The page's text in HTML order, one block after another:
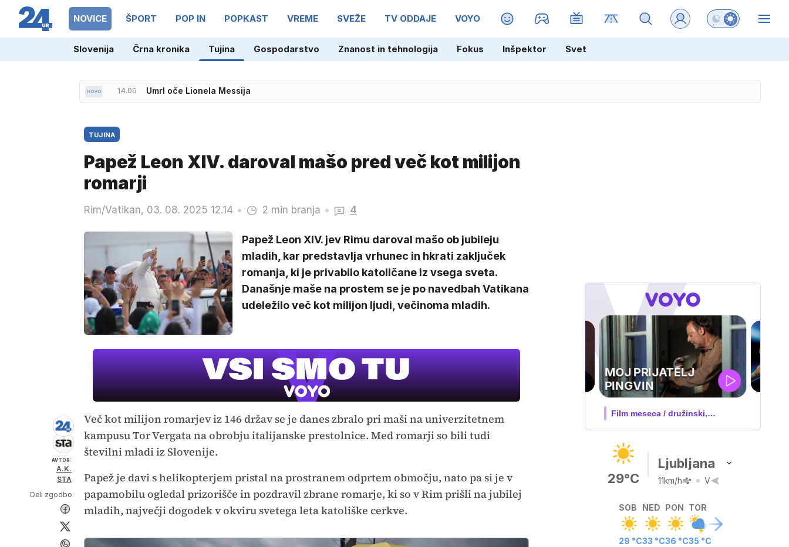
NOVICE ŠPORT POP IN POPKAST VREME SVEŽE TV ODDAJE VOYO MAGAZIN Preklopi barvni
Slovenija Črna kronika Tujina Gospodarstvo Znanost in tehnologija Fokus Inšpektor Svet
TUJINA
Papež Leon XIV. daroval mašo pred več kot milijon
romarji
Rim/Vatikan, 03. 08. 2025 12.14 2 min branja 4
Papež Leon XIV. jev Rimu daroval mašo ob jubileju
mladih, kar predstavlja vrhunec in hkrati zaključek
romanja, ki je privabilo katoličane iz vsega sveta.
Današnje maše na prostem se je po navedbah Vatikana
udeležilo več kot milijon ljudi, večinoma mladih.
AVTOR:
A.K.
STA
Deli zgodbo:
Več kot milijon romarjev iz 146 držav se je danes zbralo pri maši na univerzitetnem
kampusu Tor Vergata na obrobju italijanske prestolnice. Med romarji so bili tudi
številni mladi iz Slovenije.
Papež je davi s helikopterjem pristal na prostranem odprtem območju, nato pa si je v
papamobilu ogledal prizorišče in pozdravil zbrane romarje, ki so v Rim prišli na jubilej
mladih, največji dogodek v okviru svetega leta katoliške cerkve.
UEFA
SUPERPOKAL
V živo na VOYO: sreda ob 20.30
29°C
Ljubljana
11km/h V
SOB
29 °C
NED
33 °C
PON
36 °C
TOR
35 °C